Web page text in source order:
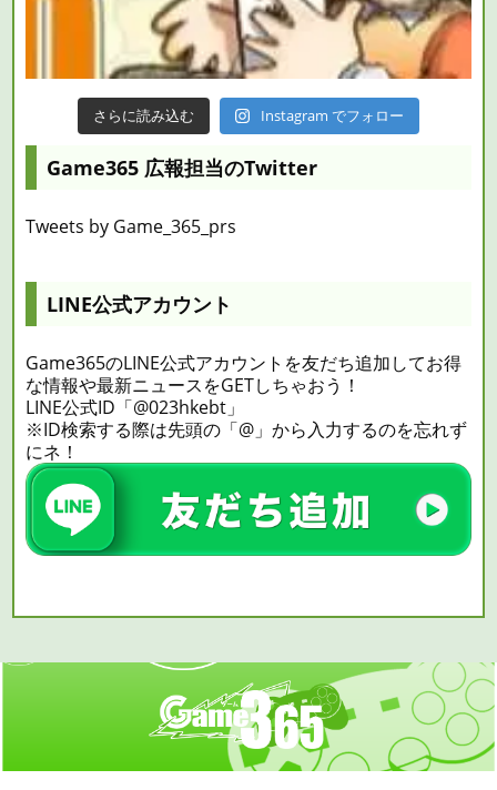
さらに読み込む Instagram でフォロー
Game365 広報担当のTwitter
Tweets by Game_365_prs
LINE公式アカウント
Game365のLINE公式アカウントを友だち追加してお得
な情報や最新ニュースをGETしちゃおう！
LINE公式ID「@023hkebt」
※ID検索する際は先頭の「@」から入力するのを忘れず
にネ！